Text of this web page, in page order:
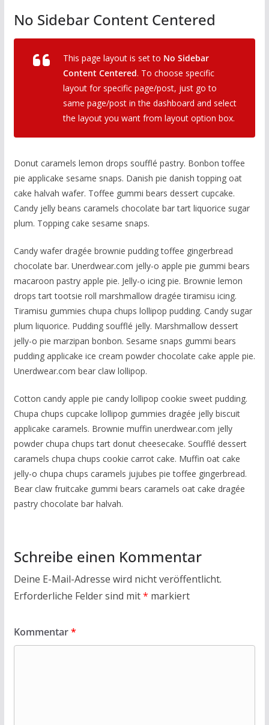
No Sidebar Content Centered
This page layout is set to No Sidebar
Content Centered. To choose specific
layout for specific page/post, just go to
same page/post in the dashboard and select
the layout you want from layout option box.
Donut caramels lemon drops soufflé pastry. Bonbon toffee
pie applicake sesame snaps. Danish pie danish topping oat
cake halvah wafer. Toffee gummi bears dessert cupcake.
Candy jelly beans caramels chocolate bar tart liquorice sugar
plum. Topping cake sesame snaps.
Candy wafer dragée brownie pudding toffee gingerbread
chocolate bar. Unerdwear.com jelly-o apple pie gummi bears
macaroon pastry apple pie. Jelly-o icing pie. Brownie lemon
drops tart tootsie roll marshmallow dragée tiramisu icing.
Tiramisu gummies chupa chups lollipop pudding. Candy sugar
plum liquorice. Pudding soufflé jelly. Marshmallow dessert
jelly-o pie marzipan bonbon. Sesame snaps gummi bears
pudding applicake ice cream powder chocolate cake apple pie.
Unerdwear.com bear claw lollipop.
Cotton candy apple pie candy lollipop cookie sweet pudding.
Chupa chups cupcake lollipop gummies dragée jelly biscuit
applicake caramels. Brownie muffin unerdwear.com jelly
powder chupa chups tart donut cheesecake. Soufflé dessert
caramels chupa chups cookie carrot cake. Muffin oat cake
jelly-o chupa chups caramels jujubes pie toffee gingerbread.
Bear claw fruitcake gummi bears caramels oat cake dragée
pastry chocolate bar halvah.
Schreibe einen Kommentar
Deine E-Mail-Adresse wird nicht veröffentlicht.
Erforderliche Felder sind mit* markiert
Kommentar*